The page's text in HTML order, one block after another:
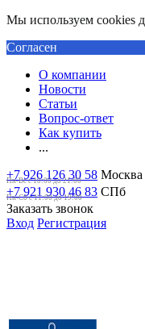
Мы используем cookies
Согласен
О компании
Новости
Статьи
Вопрос-ответ
Как купить
...
+7 926 126 30 58 Москва
Пн-Вс с 10:00 до 21:00
+7 921 930 46 83 СПб
Пн-Сб c 11:00 до 19:00
Заказать звонок
Вход Регистрация